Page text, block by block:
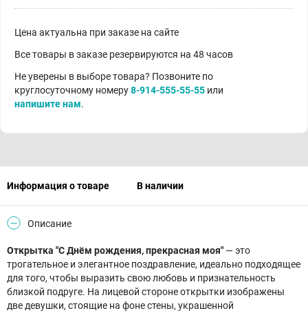
Цена актуальна при заказе на сайте
Все товары в заказе резервируются на 48 часов
Не уверены в выборе товара? Позвоните по
круглосуточному номеру8-914-555-55-55 или
напишите нам.
Информация о товаре В наличии
Описание
Открытка "С Днём рождения, прекрасная моя" — это
трогательное и элегантное поздравление, идеально подходящее
для того, чтобы выразить свою любовь и признательность
близкой подруге. На лицевой стороне открытки изображены
две девушки, стоящие на фоне стены, украшенной